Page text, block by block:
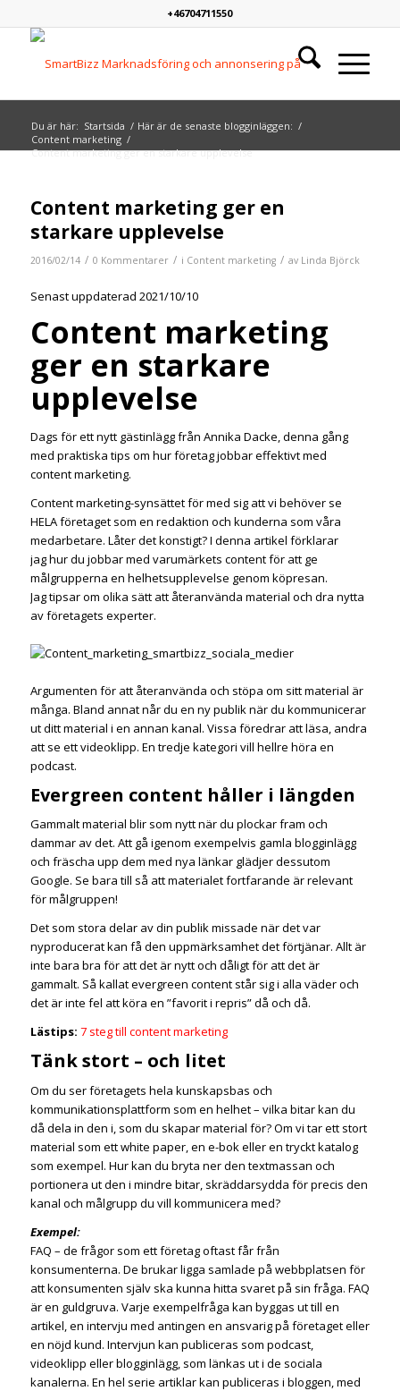
+46704711550
Du är här: Startsida / Här är de senaste blogginläggen: /
Content marketing /
Content marketing ger en starkare upplevelse
Content marketing ger en
starkare upplevelse
2016/02/14 / 0 Kommentarer / i Content marketing / av Linda Björck
Senast uppdaterad 2021/10/10
Content marketing
ger en starkare
upplevelse
Dags för ett nytt gästinlägg från Annika Dacke, denna gång
med praktiska tips om hur företag jobbar effektivt med
content marketing.
Content marketing-synsättet för med sig att vi behöver se
HELA företaget som en redaktion och kunderna som våra
medarbetare. Låter det konstigt? I denna artikel förklarar
jag hur du jobbar med varumärkets content för att ge
målgrupperna en helhetsupplevelse genom köpresan.
Jag tipsar om olika sätt att återanvända material och dra nytta
av företagets experter.
Argumenten för att återanvända och stöpa om sitt material är
många. Bland annat når du en ny publik när du kommunicerar
ut ditt material i en annan kanal. Vissa föredrar att läsa, andra
att se ett videoklipp. En tredje kategori vill hellre höra en
podcast.
Evergreen content håller i längden
Gammalt material blir som nytt när du plockar fram och
dammar av det. Att gå igenom exempelvis gamla blogginlägg
och fräscha upp dem med nya länkar glädjer dessutom
Google. Se bara till så att materialet fortfarande är relevant
för målgruppen!
Det som stora delar av din publik missade när det var
nyproducerat kan få den uppmärksamhet det förtjänar. Allt är
inte bara bra för att det är nytt och dåligt för att det är
gammalt. Så kallat evergreen content står sig i alla väder och
det är inte fel att köra en ”favorit i repris” då och då.
Lästips: 7 steg till content marketing
Tänk stort – och litet
Om du ser företagets hela kunskapsbas och
kommunikationsplattform som en helhet – vilka bitar kan du
då dela in den i, som du skapar material för? Om vi tar ett stort
material som ett white paper, en e-bok eller en tryckt katalog
som exempel. Hur kan du bryta ner den textmassan och
portionera ut den i mindre bitar, skräddarsydda för precis den
kanal och målgrupp du vill kommunicera med?
Exempel:
FAQ – de frågor som ett företag oftast får från
konsumenterna. De brukar ligga samlade på webbplatsen för
att konsumenten själv ska kunna hitta svaret på sin fråga. FAQ
är en guldgruva. Varje exempelfråga kan byggas ut till en
artikel, en intervju med antingen en ansvarig på företaget eller
en nöjd kund. Intervjun kan publiceras som podcast,
videoklipp eller blogginlägg, som länkas ut i de sociala
kanalerna. En hel serie artiklar kan publiceras i bloggen, med